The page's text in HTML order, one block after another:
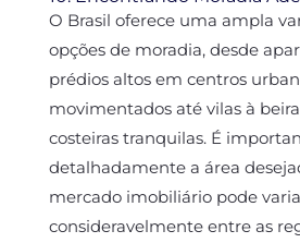
O Brasil oferece uma ampla
opções de moradia, desde
prédios altos em centros
movimentados até vilas à
costeiras tranquilas. É
detalhadamente a área
mercado imobiliário pode
consideravelmente entre as